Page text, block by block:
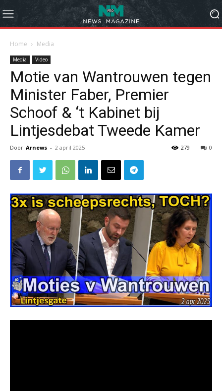
Home Media
Media Video
Motie van Wantrouwen tegen
Minister Faber, Premier
Schoof & ‘t Kabinet bij
Lintjesdebat Tweede Kamer
Door Arnews - 2 april 2025 0
279